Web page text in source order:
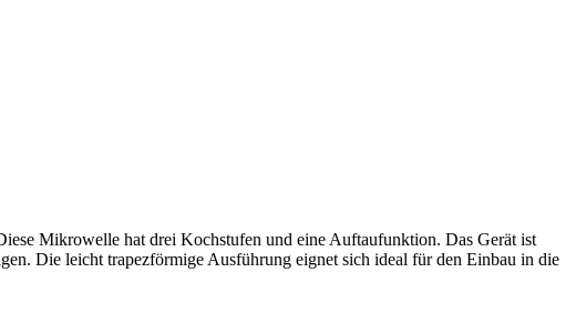
Mikrowelle hat drei Kochstufen und eine Auftaufunktion. Das Gerät ist
Die leicht trapezförmige Ausführung eignet sich ideal für den Einbau in die